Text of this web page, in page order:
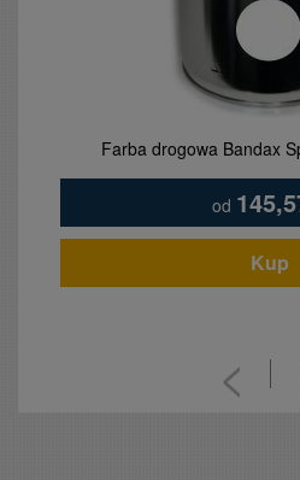
Farba drogowa Bandax
od
Kup
<